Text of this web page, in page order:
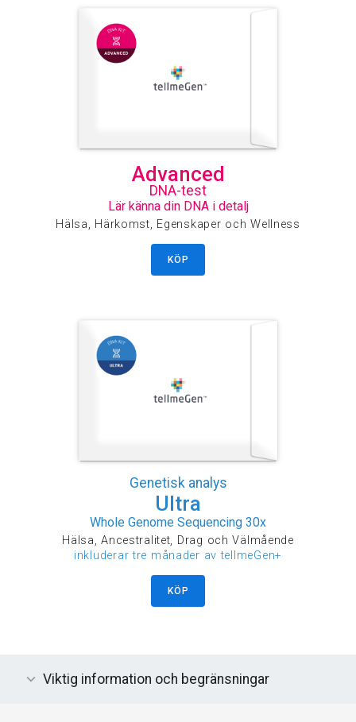
Advanced
DNA-test
Lär känna din DNA i detalj
Hälsa, Härkomst, Egenskaper och Wellness
KÖP
Genetisk analys
Ultra
Whole Genome Sequencing 30x
Hälsa, Ancestralitet, Drag och Välmående
inkluderar tre månader av tellmeGen+
KÖP
Viktig information och begränsningar